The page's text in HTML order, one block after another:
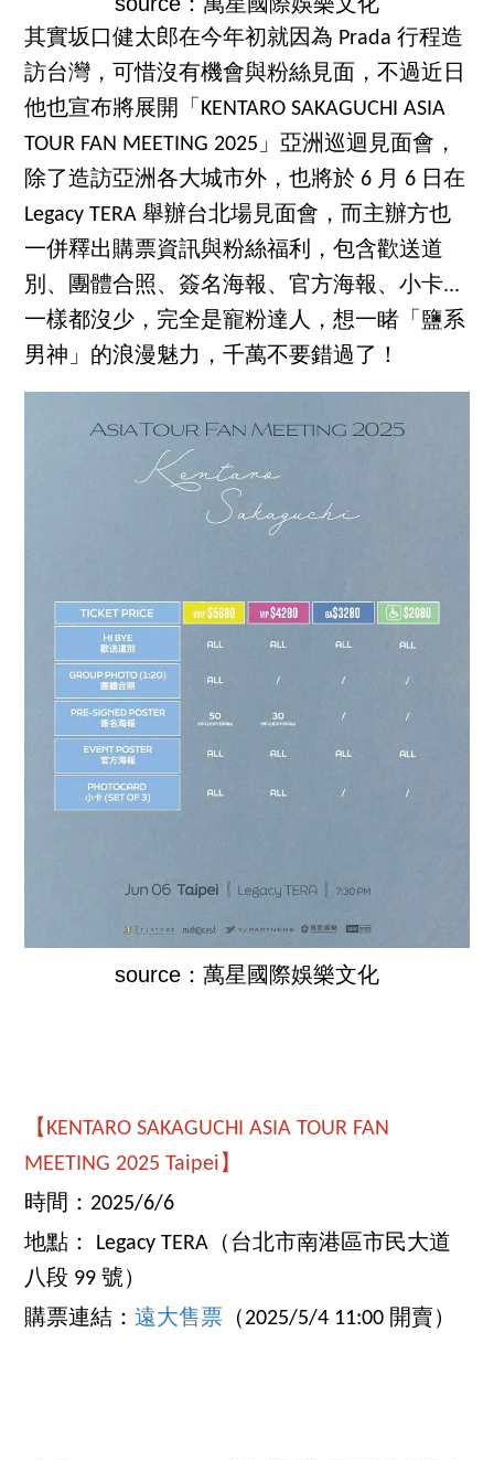
其實坂口健太郎在今年初就因為 Prada 行程造
訪台灣，可惜沒有機會與粉絲見面，不過近日
他也宣布將展開「KENTARO SAKAGUCHI ASIA
TOUR FAN MEETING 2025」亞洲巡迴見面會，
除了造訪亞洲各大城市外，也將於 6 月 6 日在
Legacy TERA 舉辦台北場見面會，而主辦方也
一併釋出購票資訊與粉絲福利，包含歡送道
別、團體合照、簽名海報、官方海報、小卡...
一樣都沒少，完全是寵粉達人，想一睹「鹽系
男神」的浪漫魅力，千萬不要錯過了！
source：萬星國際娛樂文化
【KENTARO SAKAGUCHI ASIA TOUR FAN
MEETING 2025 Taipei】
時間：2025/6/6
地點： Legacy TERA（台北市南港區市民大道
八段 99 號）
購票連結：遠大售票 （2025/5/4 11:00 開賣）